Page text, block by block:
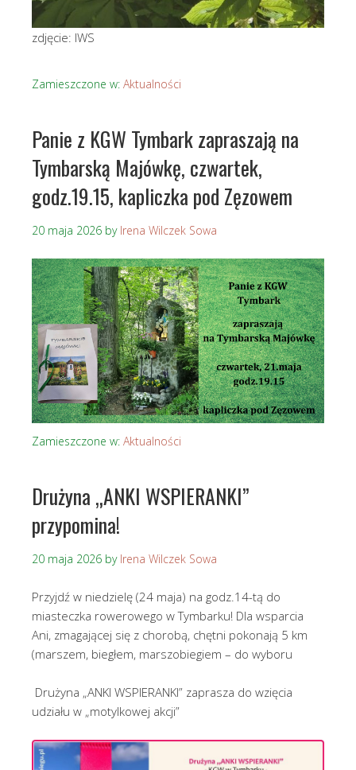
zdjęcie: IWS
Zamieszczone w: Aktualności
Panie z KGW Tymbark zapraszają na
Tymbarską Majówkę, czwartek,
godz.19.15, kapliczka pod Zęzowem
20 maja 2026 by Irena Wilczek Sowa
Zamieszczone w: Aktualności
Drużyna „ANKI WSPIERANKI”
przypomina!
20 maja 2026 by Irena Wilczek Sowa
Przyjdź w niedzielę (24 maja) na godz.14-tą do
miasteczka rowerowego w Tymbarku! Dla wsparcia
Ani, zmagającej się z chorobą, chętni pokonają 5 km
(marszem, biegłem, marszobiegiem – do wyboru
Drużyna „ANKI WSPIERANKI” zaprasza do wzięcia
udziału w „motylkowej akcji”